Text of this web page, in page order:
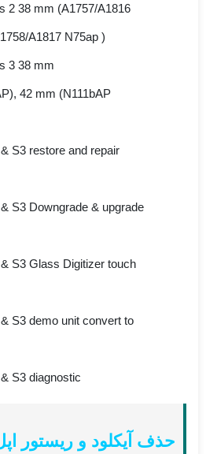
2 38 mm (A1757/A1816
A1817 N75ap )
3 38 mm
42 mm (N111bAP
S3 restore and repair
S3 Downgrade & upgrade
S3 Glass Digitizer touch
S3 demo unit convert to
S3 diagnostic
حذف آیکلود و ریستور